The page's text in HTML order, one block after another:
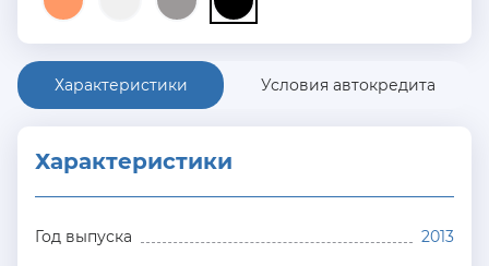
Характеристики Условия автокредита
Характеристики
Год выпуска 2013